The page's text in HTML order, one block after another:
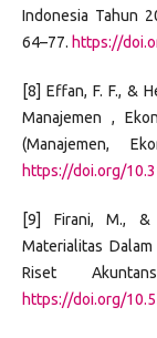
Indonesia Tahun
64–77. https://
[8] Effan, F. F., &
Manajemen ,
(Manajemen,
https://doi.org/
[9] Firani, M., &
Materialitas
Riset
https://doi.org/